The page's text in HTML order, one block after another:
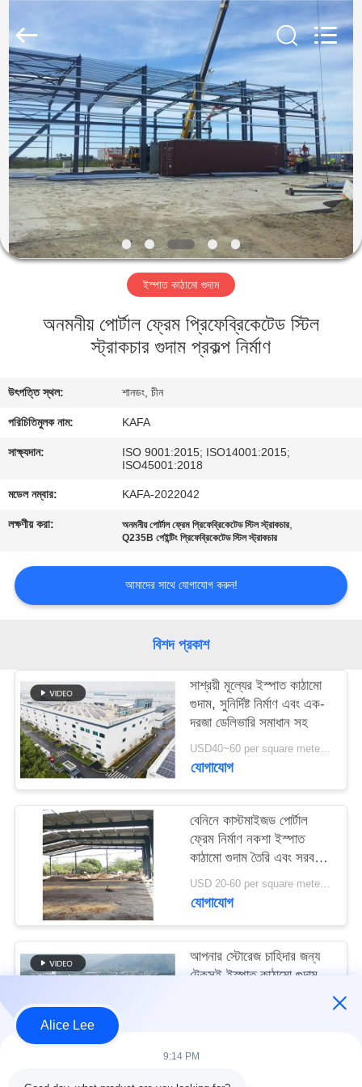
বাড়ি
পণ্য
ভিডিও
ভিআর
শো
আমাদের
কারখানা
পরিদর্শন
নিয়ন্ত্রণ
সাথে
যোগাযোগ
খবর
মামলা
সাইট
গোপনীয়তা
Co.,
Rights
Reserved.
ইস্পাত কাঠামো গুদাম
অনমনীয় পোর্টাল ফ্রেম প্রিফেব্রিকেটেড স্টিল
স্ট্রাকচার গুদাম প্রকল্প নির্মাণ
উৎপত্তি স্থল: শানডং, চীন
পরিচিতিমুলক নাম: KAFA
সাক্ষ্যদান:
ISO 9001:2015; ISO14001:2015;
ISO45001:2018
মডেল নম্বার: KAFA-2022042
লক্ষণীয় করা: অনমনীয় পোর্টাল ফ্রেম প্রিফেব্রিকেটেড স্টিল স্ট্রাকচার,
Q235B পেইন্টিং প্রিফেব্রিকেটেড স্টিল স্ট্রাকচার
আমাদের সাথে যোগাযোগ করুন!
বিশদ প্রকাশ
সাশ্রয়ী মূল্যের ইস্পাত কাঠামো
গুদাম, সুনির্দিষ্ট নির্মাণ এবং এক-
দরজা ডেলিভারি সমাধান সহ
USD40~60 per square meter MOQ:1000 sqm
যোগাযোগ
বেনিনে কাস্টমাইজড পোর্টাল
ফ্রেম নির্মাণ নকশা ইস্পাত
কাঠামো গুদাম তৈরি এবং সরবরাহ
করুন
USD 20-60 per square meter MOQ:1000 বর্গ মিটার
যোগাযোগ
আপনার স্টোরেজ চাহিদার জন্য
টেকসই ইস্পাত কাঠামো গুদাম
Alice Lee
9:14 PM